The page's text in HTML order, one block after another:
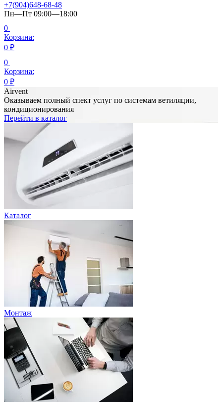
+7(904)648-68-48
Пн—Пт 09:00—18:00
0
Корзина:
0 ₽
0
Корзина:
0 ₽
Airvent
Оказываем полный спект услуг по системам ветиляции,
кондиционирования
Перейти в каталог
Каталог
Монтаж